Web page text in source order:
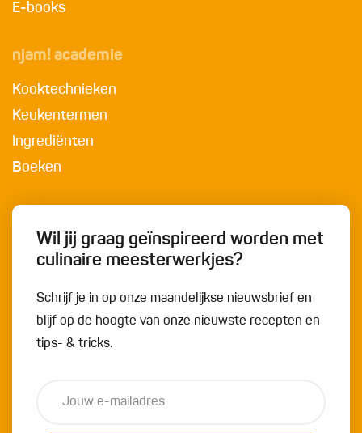
E-books
njam! academie
Kooktechnieken
Keukentermen
Ingrediënten
Boeken
Wil jij graag geïnspireerd worden met
culinaire meesterwerkjes?
Schrijf je in op onze maandelijkse nieuwsbrief en
blijf op de hoogte van onze nieuwste recepten en
tips- & tricks.